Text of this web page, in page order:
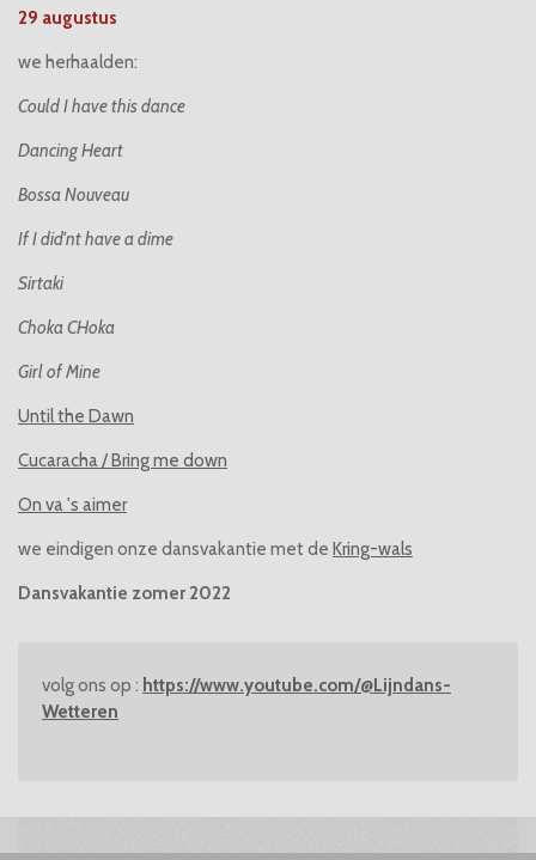
29 augustus
we herhaalden:
Could I have this dance
Dancing Heart
Bossa Nouveau
If I did'nt have a dime
Sirtaki
Choka CHoka
Girl of Mine
Until the Dawn
Cucaracha / Bring me down
On va 's aimer
we eindigen onze dansvakantie met de Kring-wals
Dansvakantie zomer 2022
volg ons op : https://www.youtube.com/@Lijndans-
Wetteren